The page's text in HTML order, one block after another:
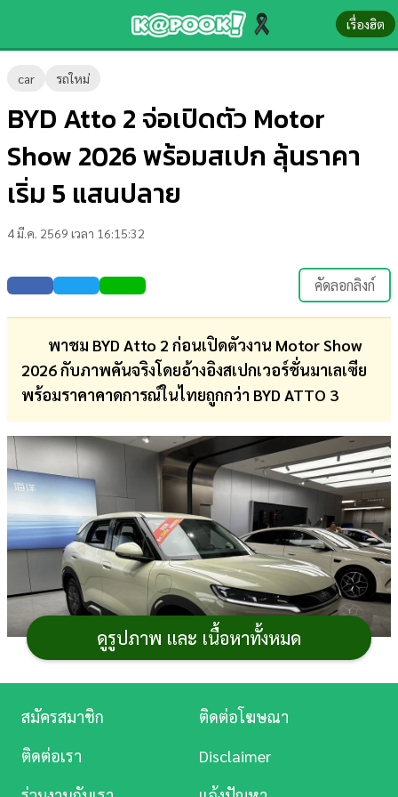
เรื่องฮิต
car รถใหม่
BYD Atto 2 จ่อเปิดตัว Motor
Show 2026 พร้อมสเปก ลุ้นราคา
เริ่ม 5 แสนปลาย
4 มี.ค. 2569 เวลา 16:15:32
คัดลอกลิงก์
พาชม BYD Atto 2 ก่อนเปิดตัวงาน Motor Show
2026 กับภาพคันจริงโดยอ้างอิงสเปกเวอร์ชั่นมาเลเซีย
พร้อมราคาคาดการณ์ในไทยถูกกว่า BYD ATTO 3
BYD ATTO 2 เตรียมเปิดตัวงานMotor Show 2026
ดูรูปภาพ และ เนื้อหาทั้งหมด
ข่าว-
ความ
รู้
บันเทิง
ตรวจ
หวย
บอล
สด
เงิน
การ
ศึกษา
บันเทิง
หนัง
สมัครสมาชิก
ติดต่อโฆษณา
ติดต่อเรา
Disclaimer